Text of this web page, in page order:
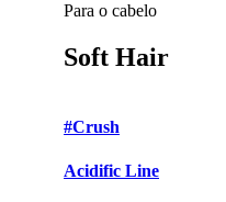
Para o cabelo
Soft Hair
#Crush
Acidific Line